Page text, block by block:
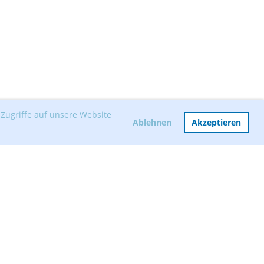
auf unsere Website
Ablehnen Akzeptieren